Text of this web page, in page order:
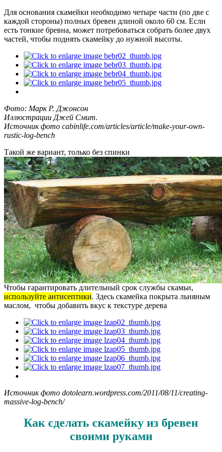
Для основания скамейки необходимо четыре части (по две с
каждой стороны) полных бревен длиной около 60 см. Если
есть тонкие бревна, может потребоваться собрать более двух
частей, чтобы поднять скамейку до нужной высоты.
Фото: Марк Р. Джонсон
Иллюстрации Джей Смит.
Источник фото cabinlife.com/articles/article/make-your-own-
rustic-log-bench
Такой же вариант, только без спинки
Чтобы гарантировать длительный срок службы скамьи,
используйте антисептики. Здесь скамейка покрыта льняным
маслом, чтобы добавить вкус к текстуре дерева
Источник фото dotolearn.wordpress.com/2011/08/11/creating-
massive-log-bench/
Как сделать скамейку из бревен
своими руками